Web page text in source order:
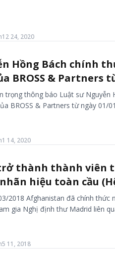
24, 2020
Hồng Bách chính
BROSS & Partners
trọng thông báo Luật sư Nguyễn
BROSS & Partners từ ngày 01/
14, 2020
thành thành viên
hiệu toàn cầu
2018 Afghanistan đã chính thức
gia Nghị định thư Madrid liên
11, 2018